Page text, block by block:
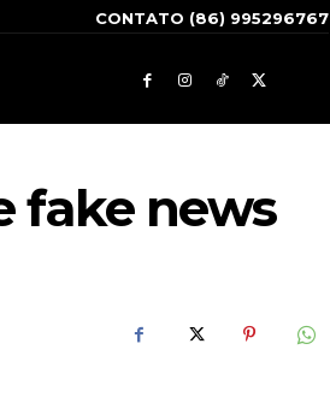
CONTATO (86) 995296767
fake news